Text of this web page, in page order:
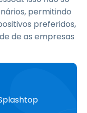
permitindo
preferidos,
de as empresas